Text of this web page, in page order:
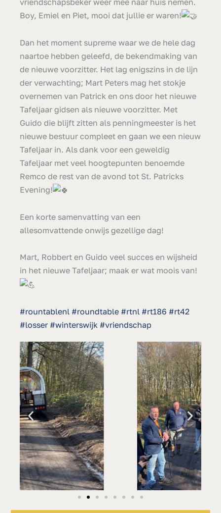
Boy, Emiel en Piet, mooi dat jullie er waren!
Dan het moment supreme waar we de hele dag
naartoe hebben geleefd, de bekendmaking van
de nieuwe voorzitter. Het lag enigszins in de lijn
der verwachting; Mart Peters mag het stokje
overnemen van Patrick en ons door het nieuwe
Tafeljaar gidsen als nieuwe voorzitter. Met
Guido die blijft zitten als penningmeester is het
nieuwe bestuur compleet en gaan we een nieuw
Tafeljaar in. Als dank voor een geweldig
Tafeljaar met veel hoogtepunten benoemde
Remco de rest van de avond tot St. Patricks
Evening!
Een korte samenvatting van een
allesomvattende onwijs gezellige dag!
Mart, Robbert en Guido veel succes en wijsheid
in het nieuwe Tafeljaar; maak er wat moois van!
#rountablenl #roundtable #rtnl #rt186 #rt42
#losser #winterswijk #vriendschap